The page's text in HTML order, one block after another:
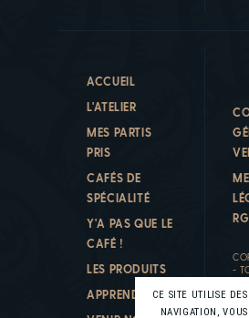
CE SITE UTILISE
NAVIGATION,
ACCUEIL
L'ATELIER
MES PARTIS
PRIS
CAFÉS DE
SPÉCIALITÉ
Y'A PAS QUE LE
CAFÉ !
LES PRODUITS
APPRENDRE
-
: